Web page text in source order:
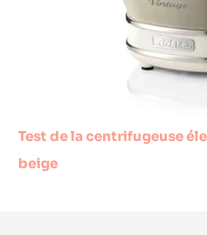
Test de la centrifugeuse
beige